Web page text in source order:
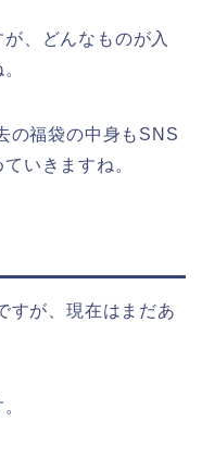
、どんなものが入
の福袋の中身もSNS
いきますね。
すが、現在はまだあ